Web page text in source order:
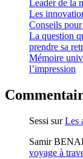
Leader de la
Les
Conseils
La question
prendre sa
Mémoire
l’impression
Sessi surLes
Samir
voyage à